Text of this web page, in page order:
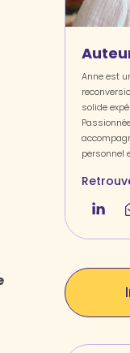
Anne est
solide
personnel